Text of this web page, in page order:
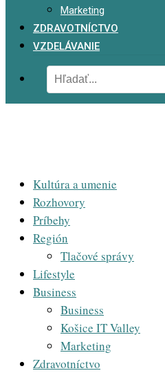
Marketing
ZDRAVOTNÍCTVO
VZDELÁVANIE
Kultúra a umenie
Rozhovory
Príbehy
Región
Tlačové správy
Lifestyle
Business
Business
Košice IT Valley
Marketing
Zdravotníctvo